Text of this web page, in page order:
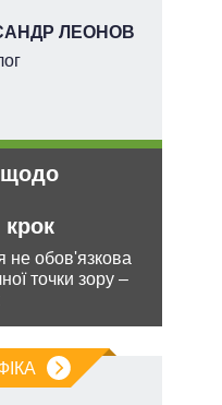
ЛЕОНОВ
не обов'язкова
точки зору –